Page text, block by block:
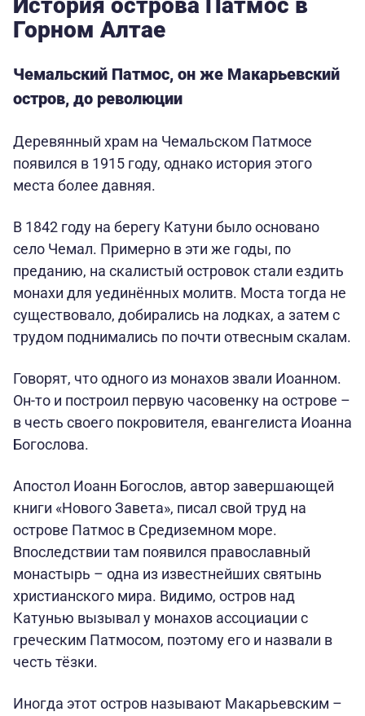
История острова Патмос в
Горном Алтае
Чемальский Патмос, он же Макарьевский
остров, до революции
Деревянный храм на Чемальском Патмосе
появился в 1915 году, однако история этого
места более давняя.
В 1842 году на берегу Катуни было основано
село Чемал. Примерно в эти же годы, по
преданию, на скалистый островок стали ездить
монахи для уединённых молитв. Моста тогда не
существовало, добирались на лодках, а затем с
трудом поднимались по почти отвесным скалам.
Говорят, что одного из монахов звали Иоанном.
Он-то и построил первую часовенку на острове –
в честь своего покровителя, евангелиста Иоанна
Богослова.
Апостол Иоанн Богослов, автор завершающей
книги «Нового Завета», писал свой труд на
острове Патмос в Средиземном море.
Впоследствии там появился православный
монастырь – одна из известнейших святынь
христианского мира. Видимо, остров над
Катунью вызывал у монахов ассоциации с
греческим Патмосом, поэтому его и назвали в
честь тёзки.
Иногда этот остров называют Макарьевским –